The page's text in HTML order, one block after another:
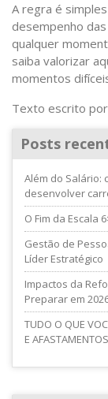
A regra é
desempenho
qualquer
saiba valorizar
momentos
Texto escrito por
Posts
Além do Salário:
desenvolver
O Fim da Escala
Gestão de
Líder Estratégico
Impactos da
Preparar em
TUDO O QUE
E